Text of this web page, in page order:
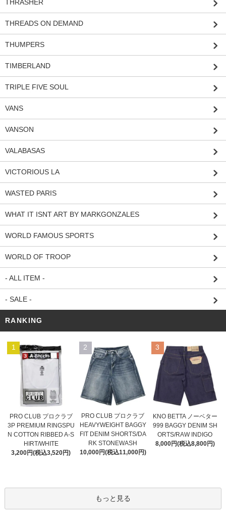
THRASHER
THREADS ON DEMAND
THUMPERS
TIMBERLAND
TRIPLE FIVE SOUL
VANS
VANSON
VALABASAS
VICTORIOUS LA
WASTED PARIS
WHAT IT ISNT ART BY MARKGONZALES
WORLD FAMOUS SPORTS
WORLD OF TROOP
- ALL ITEM -
- SALE -
RANKING
1
PRO CLUB プロクラブ
3P PREMIUM RINGSPU
N COTTON RIBBED A-S
HIRT/WHITE
3,200円(税込3,520円)
2
PRO CLUB プロクラブ
HEAVYWEIGHT BAGGY
FIT DENIM SHORTS/DA
RK STONEWASH
10,000円(税込11,000円)
3
KNO BETTA ノーベター
999 BAGGY DENIM SH
ORTS/RAW INDIGO
8,000円(税込8,800円)
もっと見る